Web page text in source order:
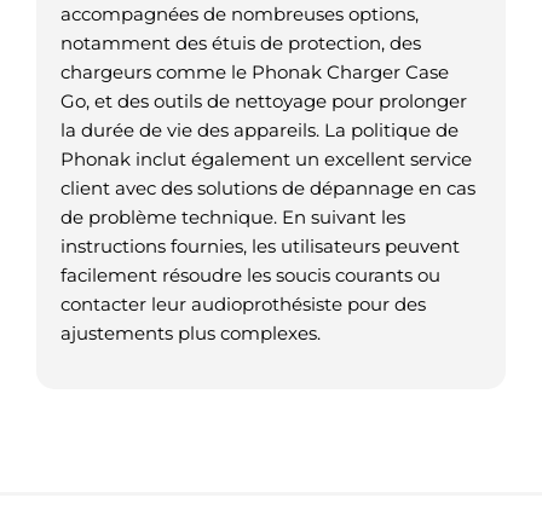
accompagnées de nombreuses options,
notamment des étuis de protection, des
chargeurs comme le Phonak Charger Case
Go, et des outils de nettoyage pour prolonger
la durée de vie des appareils. La politique de
Phonak inclut également un excellent service
client avec des solutions de dépannage en cas
de problème technique. En suivant les
instructions fournies, les utilisateurs peuvent
facilement résoudre les soucis courants ou
contacter leur audioprothésiste pour des
ajustements plus complexes.